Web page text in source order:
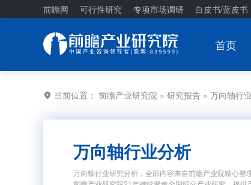
前瞻网 可行性研究 专项市场调研 白皮书/蓝皮书
首页
当前位置： 前瞻产业研究院 » 研究报告 » 万向轴行
万向轴行业分析
万向轴行业研究分析，全部内容来自前瞻产业院精心整